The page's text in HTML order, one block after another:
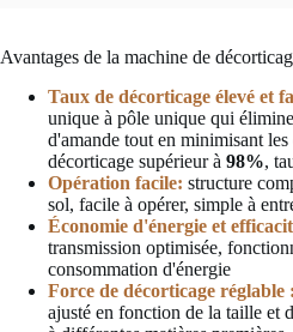
Avantages de la machine de
Taux de décorticage élevé et
unique à pôle unique qui
d'amande tout en minimisant
décorticage supérieur à 98%,
Opération facile: structure
sol, facile à opérer, simple à
Économie d'énergie et
transmission optimisée,
consommation d'énergie
Force de décorticage réglable :
ajusté en fonction de la taille et